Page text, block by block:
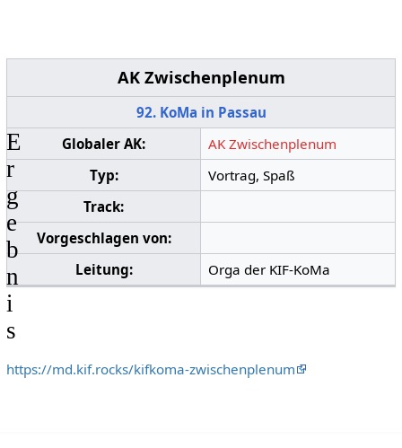
AK Zwischenplenum
92. KoMa in Passau
Globaler AK:
AK Zwischenplenum
Typ:
Vortrag, Spaß
Track:
Vorgeschlagen von:
Leitung:
Orga der KIF-KoMa
E
r
g
e
b
n
i
s
https://md.kif.rocks/kifkoma-zwischenplenum